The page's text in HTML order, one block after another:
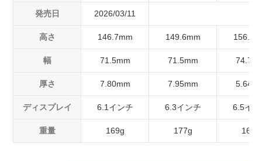
発売日 2026/03/11
高さ 146.7mm 149.6mm
幅 71.5mm 71.5mm
厚さ 7.80mm 7.95mm
ディスプレイ 6.1インチ 6.3インチ 6.5イ
重量 169g 177g 165g